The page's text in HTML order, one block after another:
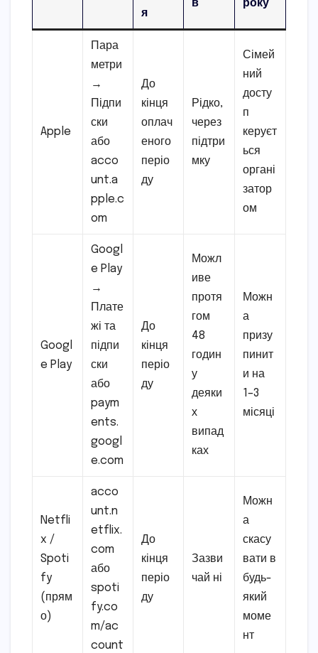
я
в року
Apple
Пара
метри
→
Підпи
ски
або
acco
unt.a
pple.c
om
До
кінця
оплач
еного
періо
ду
Рідко,
через
підтри
мку
Сімей
ний
досту
п
керуєт
ься
органі
затор
ом
Googl
e Play
Googl
e Play
→
Плате
жі та
підпи
ски
або
paym
ents.
googl
e.com
До
кінця
періо
ду
Можл
иве
протя
гом
48
годин
у
деяки
х
випад
ках
Можн
а
призу
пинит
и на
1–3
місяці
Netfli
x /
Spoti
fy
(прям
о)
acco
unt.n
etflix.
com
або
spoti
fy.co
m/ac
count
До
кінця
періо
ду
Зазви
чай ні
Можн
а
скасу
вати в
будь-
який
моме
нт